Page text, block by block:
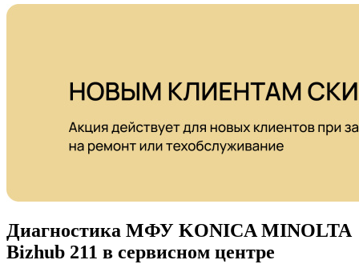
Диагностика МФУ KONICA MINOLTA
Bizhub 211 в сервисном центре